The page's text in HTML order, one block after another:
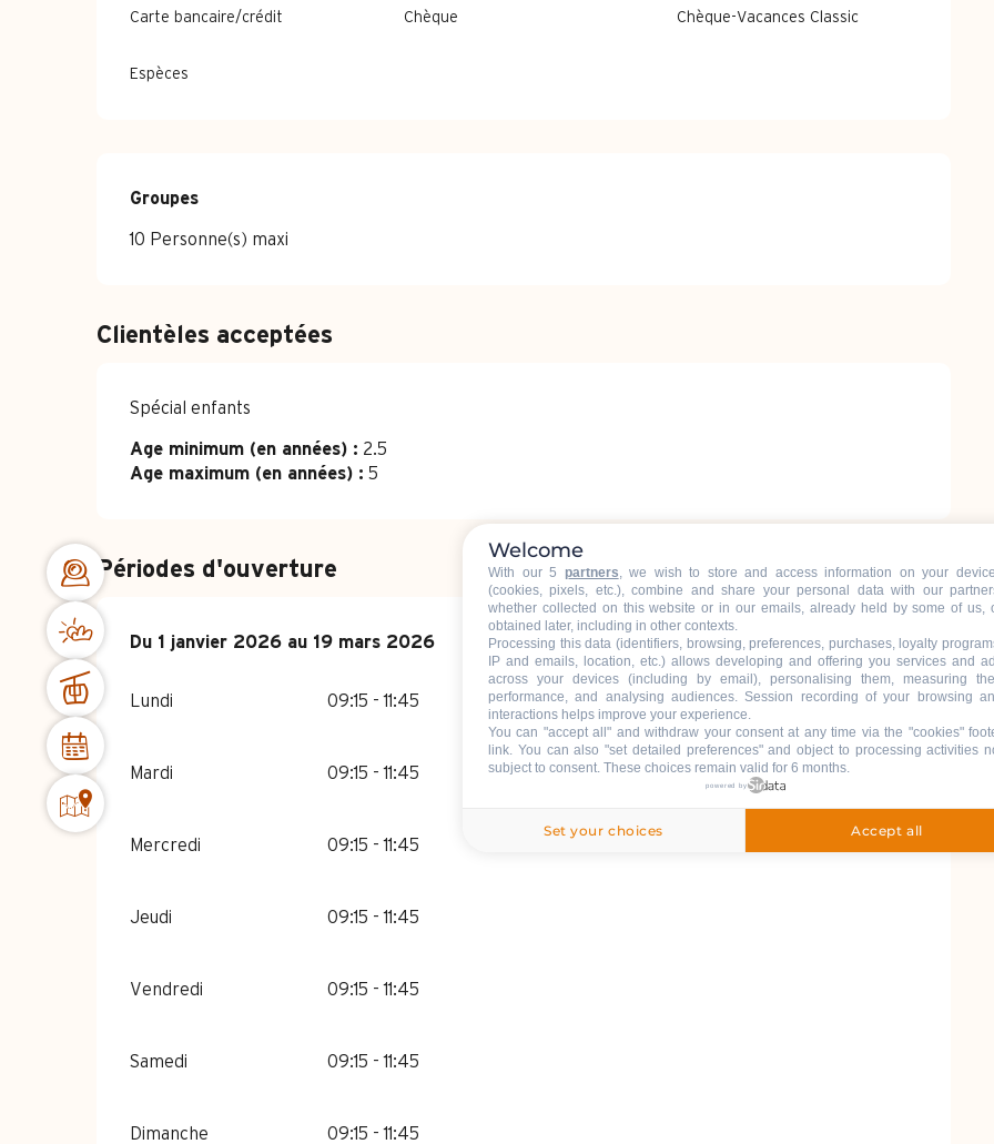
Carte bancaire/crédit Chèque Chèque-Vacances Classic
Espèces
Groupes
Groupes
10 Personne(s) maxi
Clientèles acceptées
Spécial enfants
Age minimum (en années) : 2.5
Age maximum (en années) : 5
Périodes d'ouverture
Du 1 janvier 2026 au 19 mars 2026
Du 1 janvier 2026 au 19 mars 2026
Lundi 09:15 - 11:45
Mardi 09:15 - 11:45
Mercredi 09:15 - 11:45
Jeudi 09:15 - 11:45
Vendredi 09:15 - 11:45
Samedi 09:15 - 11:45
Dimanche 09:15 - 11:45
Welcome
With our 5 partners, we wish to store and access information on your
(cookies, pixels, etc.), combine and share your personal data with our
whether collected on this website or in our emails, already held by some of us,
obtained later, including in other contexts.
Processing this data (identifiers, browsing, preferences, purchases, loyalty
IP and emails, location, etc.) allows developing and offering you services and
across your devices (including by email), personalising them, measuring
performance, and analysing audiences. Session recording of your browsing
interactions helps improve your experience.
You can "accept all" and withdraw your consent at any time via the "cookies"
link. You can also "set detailed preferences" and object to processing activities
subject to consent. These choices remain valid for 6 months.
powered by
Set your choices Accept all